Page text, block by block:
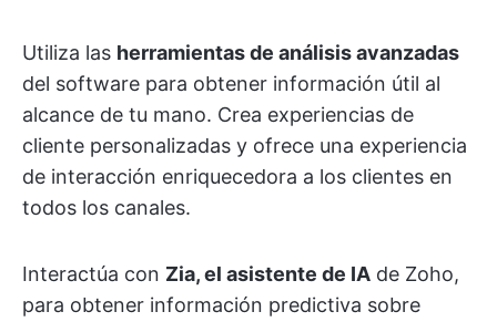
Utiliza las herramientas de análisis avanzadas
del software para obtener información útil al
alcance de tu mano. Crea experiencias de
cliente personalizadas y ofrece una experiencia
de interacción enriquecedora a los clientes en
todos los canales.
Interactúa con Zia, el asistente de IA de Zoho,
para obtener información predictiva sobre